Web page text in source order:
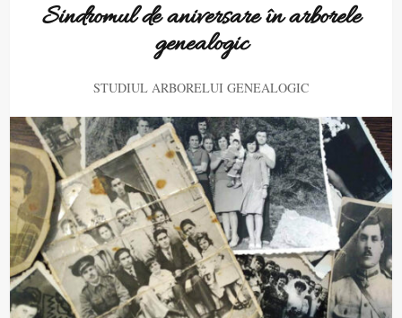
Sindromul de aniversare în arborele
genealogic
STUDIUL ARBORELUI GENEALOGIC